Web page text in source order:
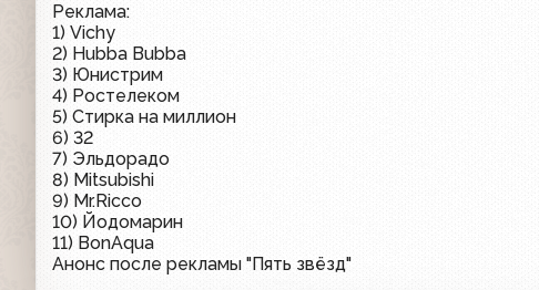
Реклама:
1) Vichy
2) Hubba Bubba
3) Юнистрим
4) Ростелеком
5) Стирка на миллион
6) 32
7) Эльдорадо
8) Mitsubishi
9) Mr.Ricco
10) Йодомарин
11) BonAqua
Анонс после рекламы "Пять звёзд"